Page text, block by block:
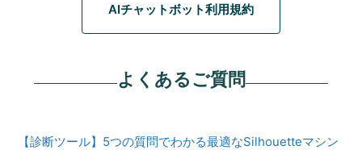
AIチャットボット利用規約
よくあるご質問
【診断ツール】5つの質問でわかる最適なSilhouetteマシン